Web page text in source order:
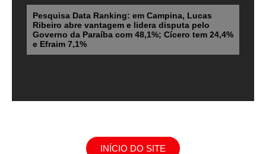
Pesquisa Data Ranking: em Campina, Lucas
Ribeiro abre vantagem e lidera disputa pelo
Governo da Paraíba com 48,1%; Cícero tem 24,4%
e Efraim 7,1%
INÍCIO DO SITE